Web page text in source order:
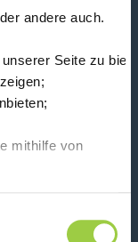
andere auch.
Seite zu
mithilfe von
jederzeit auf
Verbindung!